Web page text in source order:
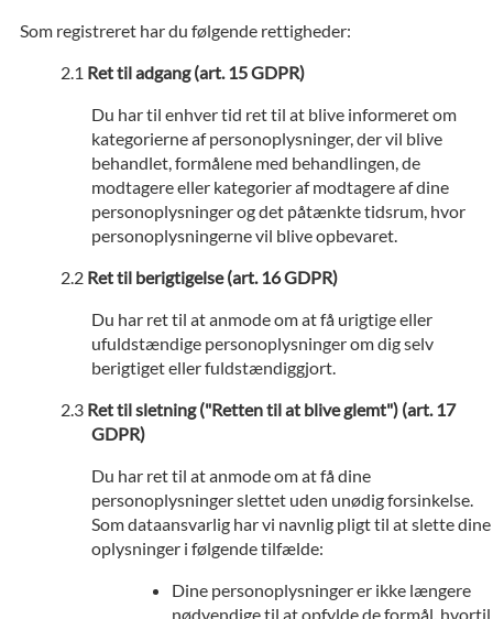
Som registreret har du følgende rettigheder:
Ret til adgang (art. 15 GDPR)
Du har til enhver tid ret til at blive informeret om
kategorierne af personoplysninger, der vil blive
behandlet, formålene med behandlingen, de
modtagere eller kategorier af modtagere af dine
personoplysninger og det påtænkte tidsrum, hvor
personoplysningerne vil blive opbevaret.
Ret til berigtigelse (art. 16 GDPR)
Du har ret til at anmode om at få urigtige eller
ufuldstændige personoplysninger om dig selv
berigtiget eller fuldstændiggjort.
Ret til sletning ("Retten til at blive glemt") (art. 17
GDPR)
Du har ret til at anmode om at få dine
personoplysninger slettet uden unødig forsinkelse.
Som dataansvarlig har vi navnlig pligt til at slette dine
oplysninger i følgende tilfælde:
Dine personoplysninger er ikke længere
nødvendige til at opfylde de formål, hvortil